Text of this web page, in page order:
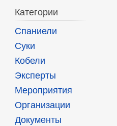
Категории
Спаниели
Суки
Кобели
Эксперты
Мероприятия
Организации
Документы